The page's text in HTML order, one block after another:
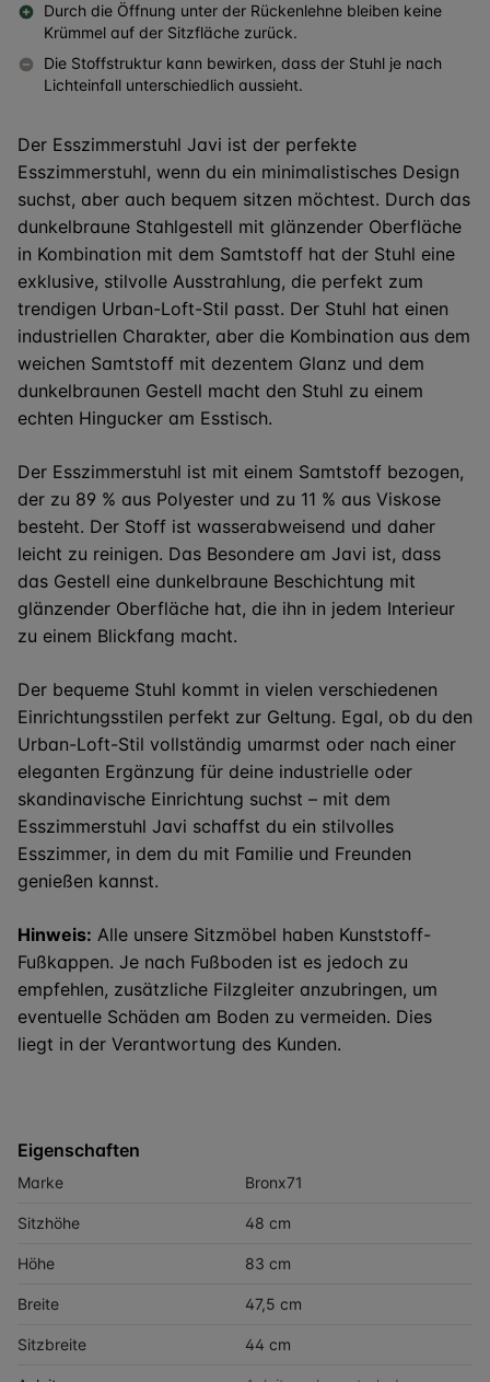
Durch die Öffnung unter der Rückenlehne bleiben keine
Krümmel auf der Sitzfläche zurück.
Die Stoffstruktur kann bewirken, dass der Stuhl je nach
Lichteinfall unterschiedlich aussieht.
Der Esszimmerstuhl Javi ist der perfekte
Esszimmerstuhl, wenn du ein minimalistisches Design
suchst, aber auch bequem sitzen möchtest. Durch das
dunkelbraune Stahlgestell mit glänzender Oberfläche
in Kombination mit dem Samtstoff hat der Stuhl eine
exklusive, stilvolle Ausstrahlung, die perfekt zum
trendigen Urban-Loft-Stil passt. Der Stuhl hat einen
industriellen Charakter, aber die Kombination aus dem
weichen Samtstoff mit dezentem Glanz und dem
dunkelbraunen Gestell macht den Stuhl zu einem
echten Hingucker am Esstisch.
Der Esszimmerstuhl ist mit einem Samtstoff bezogen,
der zu 89 % aus Polyester und zu 11 % aus Viskose
besteht. Der Stoff ist wasserabweisend und daher
leicht zu reinigen. Das Besondere am Javi ist, dass
das Gestell eine dunkelbraune Beschichtung mit
glänzender Oberfläche hat, die ihn in jedem Interieur
zu einem Blickfang macht.
Der bequeme Stuhl kommt in vielen verschiedenen
Einrichtungsstilen perfekt zur Geltung. Egal, ob du den
Urban-Loft-Stil vollständig umarmst oder nach einer
eleganten Ergänzung für deine industrielle oder
skandinavische Einrichtung suchst – mit dem
Esszimmerstuhl Javi schaffst du ein stilvolles
Esszimmer, in dem du mit Familie und Freunden
genießen kannst.
Hinweis: Alle unsere Sitzmöbel haben Kunststoff-
Fußkappen. Je nach Fußboden ist es jedoch zu
empfehlen, zusätzliche Filzgleiter anzubringen, um
eventuelle Schäden am Boden zu vermeiden. Dies
liegt in der Verantwortung des Kunden.
Eigenschaften
Marke Bronx71
Sitzhöhe 48 cm
Höhe 83 cm
Breite 47,5 cm
Sitzbreite 44 cm